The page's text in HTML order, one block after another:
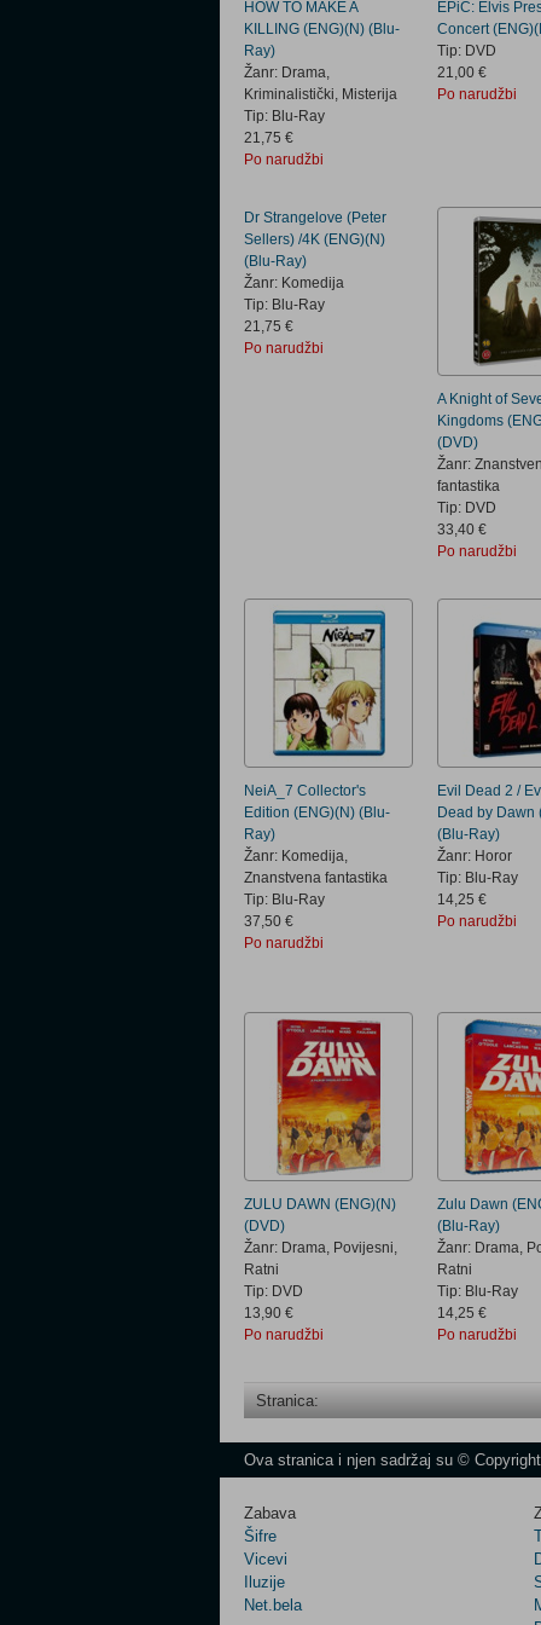
HOW TO MAKE A
KILLING (ENG)(N) (Blu-
Ray)
Žanr: Drama,
Kriminalistički, Misterija
Tip: Blu-Ray
21,75 €
Po narudžbi
EPiC: Elvis
Concert
Tip: DVD
21,00 €
Po narudžbi
Dr Strangelove (Peter
Sellers) /4K (ENG)(N)
(Blu-Ray)
Žanr: Komedija
Tip: Blu-Ray
21,75 €
Po narudžbi
A Knight of
Kingdoms
(DVD)
Žanr:
fantastika
Tip: DVD
33,40 €
Po narudžbi
NeiA_7 Collector's
Edition (ENG)(N) (Blu-
Ray)
Žanr: Komedija,
Znanstvena fantastika
Tip: Blu-Ray
37,50 €
Po narudžbi
Evil Dead 2 /
Dead by Dawn
(Blu-Ray)
Žanr: Horor
Tip: Blu-Ray
14,25 €
Po narudžbi
ZULU DAWN (ENG)(N)
(DVD)
Žanr: Drama, Povijesni,
Ratni
Tip: DVD
13,90 €
Po narudžbi
Zulu Dawn
(Blu-Ray)
Žanr: Drama,
Ratni
Tip: Blu-Ray
14,25 €
Po narudžbi
Stranica:
Ova stranica i njen sadržaj su ©
Zabava
Šifre
Vicevi
Iluzije
Net.bela